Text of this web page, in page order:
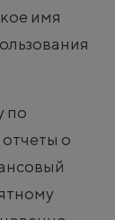
имя
по
о